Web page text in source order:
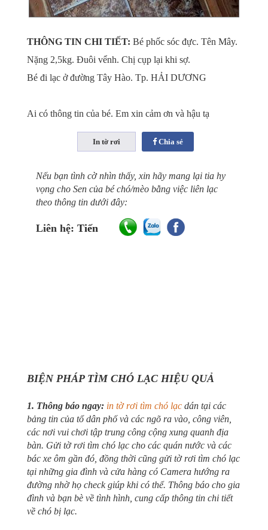
THÔNG TIN CHI TIẾT: Bé phốc sóc đực. Tên Mây.
Nặng 2,5kg. Đuôi vểnh. Chị cụp lại khi sợ.
Bé đi lạc ở đường Tây Hào. Tp. HẢI DƯƠNG
Ai có thông tin của bé. Em xin cảm ơn và hậu tạ
Chia sẻ
Nếu bạn tình cờ nhìn thấy, xin hãy mang lại tia hy
vọng cho Sen của bé chó/mèo bằng việc liên lạc
theo thông tin dưới đây:
Liên hệ: Tiến
BIỆN PHÁP TÌM CHÓ LẠC HIỆU QUẢ
1. Thông báo ngay: in tờ rơi tìm chó lạc dán tại các
bảng tin của tổ dân phố và các ngõ ra vào, công viên,
các nơi vui chơi tập trung công cộng xung quanh địa
bàn. Gửi tờ rơi tìm chó lạc cho các quán nước và các
bác xe ôm gần đó, đồng thời cũng gửi tờ rơi tìm chó lạc
tại những gia đình và cửa hàng có Camera hướng ra
đường nhờ họ check giúp khi có thể. Thông báo cho gia
đình và bạn bè về tình hình, cung cấp thông tin chi tiết
về chó bị lạc.